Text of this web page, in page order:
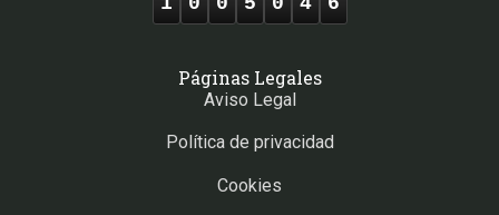
Páginas Legales
Aviso Legal
Política de privacidad
Cookies